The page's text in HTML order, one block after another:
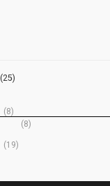
(25)
(8)
(8)
(19)